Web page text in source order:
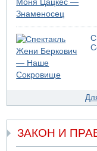
ЗАКОН И